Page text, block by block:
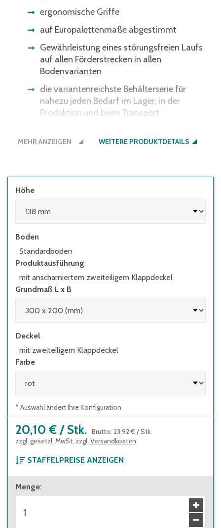
ergonomische Griffe
auf Europalettenmaße abgestimmt
Gewährleistung eines störungsfreien Laufs
auf allen Förderstrecken in allen
Bodenvarianten
die variantenreichste Behälterserie für
nahezu jeden Bedarf im Lager, in der
Produktion und beim Transport
Handhabung
Ware geschützt - optional auch vor
Diebstahl durch Plomben
MEHR ANZEIGEN WEITERE PRODUKTDETAILS
Höhe
Boden
Standardboden
Produktausführung
mit anscharniertem zweiteiligem Klappdeckel
Grundmaß L x B
Deckel
mit zweiteiligem Klappdeckel
Farbe
* Auswahl ändert Ihre Konfiguration
20,10 € / Stk. Brutto: 23,92 € /Stk.
zzgl. gesetzl. MwSt. zzgl. Versandkosten
STAFFELPREISE ANZEIGEN
ab 1 Stück
20,10 €
ab 240 Stück
18,10 €
Menge: